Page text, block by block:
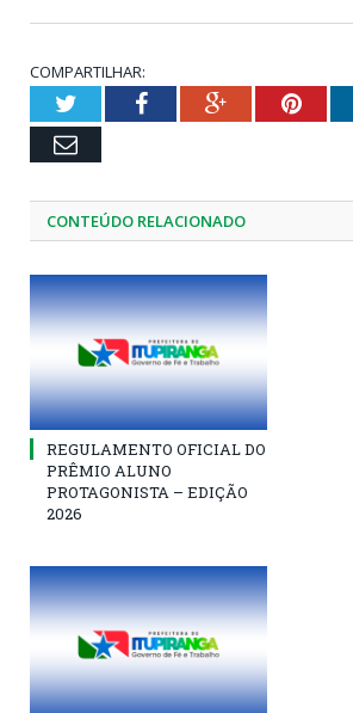
COMPARTILHAR:
TwitterFacebookGoogle+
Email
CONTEÚDO RELACIONADO
REGULAMENTO OFICIAL DO
PRÊMIO ALUNO
PROTAGONISTA – EDIÇÃO
2026